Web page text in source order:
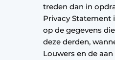
treden dan in
Privacy Statement
op de gegevens
deze derden,
Louwers en de